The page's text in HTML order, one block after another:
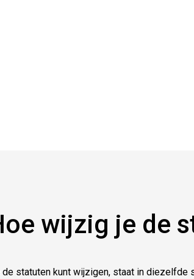
wijzig je de
de statuten kunt wijzigen, staat in diezelfde